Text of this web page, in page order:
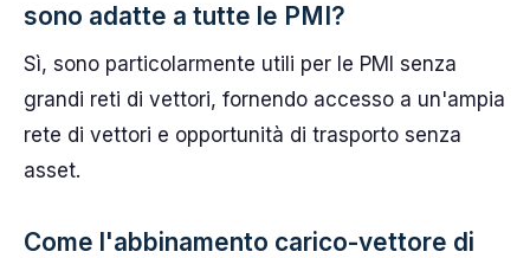
sono adatte a tutte le PMI?
Sì, sono particolarmente utili per le PMI senza
grandi reti di vettori, fornendo accesso a un'ampia
rete di vettori e opportunità di trasporto senza
asset.
Come l'abbinamento carico-vettore di